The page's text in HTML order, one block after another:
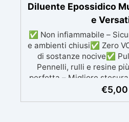
Diluente Epossidico
e
✅ Non infiammabile –
e ambienti chiusi✅ Zero
di sostanze nocive✅
Pennelli, rulli e resine
perfetta – Migliore
resina
€5,00